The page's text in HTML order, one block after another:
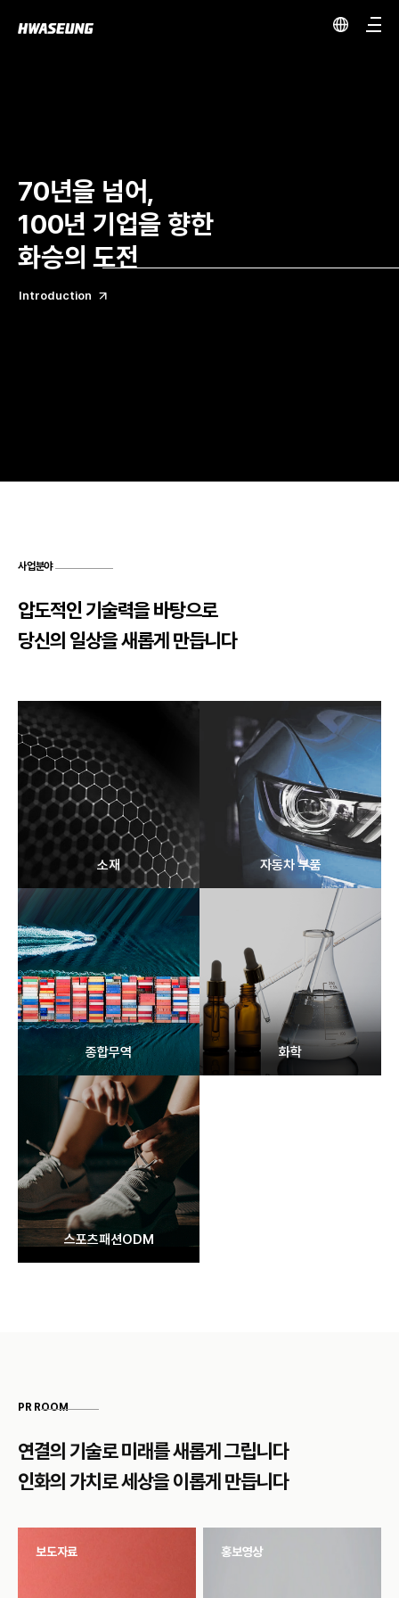
70년을 넘어,
100년 기업을 향한
화승의 도전
Introduction
사업분야
압도적인 기술력을 바탕으로
당신의 일상을 새롭게 만듭니다
소재 자동차 부품
종합무역 화학
스포츠패션ODM
PR ROOM
연결의 기술로 미래를 새롭게 그립니다
인화의 가치로 세상을 이롭게 만듭니다
보도자료 홍보영상